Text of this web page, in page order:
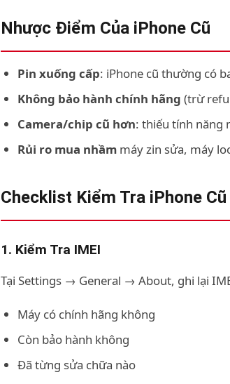
Nhược Điểm Của iPhone Cũ
Pin xuống cấp: iPhone cũ thường có
Không bảo hành chính hãng (trừ
Camera/chip cũ hơn: thiếu tính năng
Rủi ro mua nhầm máy zin sửa, máy
Checklist Kiểm Tra iPhone
1. Kiểm Tra IMEI
Tại Settings → General → About, ghi lại
Máy có chính hãng không
Còn bảo hành không
Đã từng sửa chữa nào